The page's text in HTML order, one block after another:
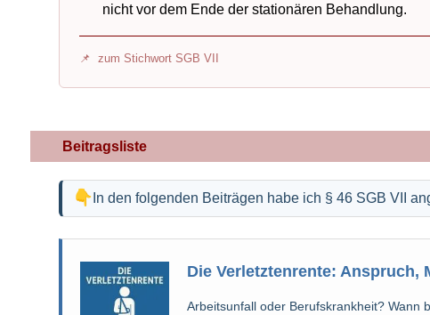
nicht vor dem Ende der stationären Behandlung.
zum Stichwort SGB VII
Beitragsliste
In den folgenden Beiträgen habe ich § 46 SGB VII
Die Verletztenrente: Anspruch,
Arbeitsunfall oder Berufskrankheit? Wann